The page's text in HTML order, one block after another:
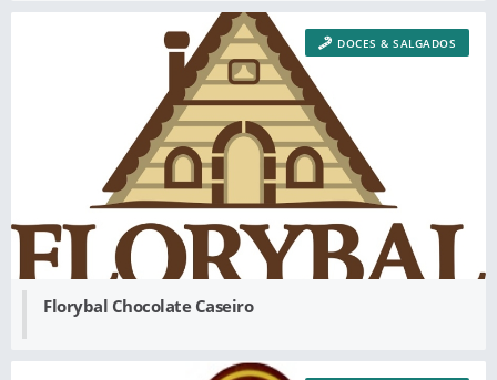
Florybal Chocolate Caseiro
DOCES & SALGADOS